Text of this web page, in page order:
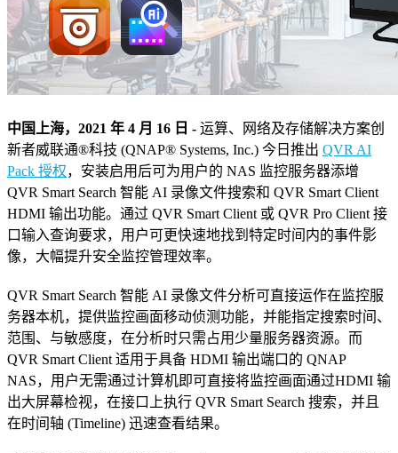
中国上海，2021 年 4 月 16 日 - 运算、网络及存储解决方案创
新者威联通®科技 (QNAP® Systems, Inc.) 今日推出 QVR AI
Pack 授权，安装启用后可为用户的 NAS 监控服务器添增
QVR Smart Search 智能 AI 录像文件搜索和 QVR Smart Client
HDMI 输出功能。通过 QVR Smart Client 或 QVR Pro Client 接
口输入查询要求，用户可更快速地找到特定时间内的事件影
像，大幅提升安全监控管理效率。
QVR Smart Search 智能 AI 录像文件分析可直接运作在监控服
务器本机，提供监控画面移动侦测功能，并能指定搜索时间、
范围、与敏感度，在分析时只需占用少量服务器资源。而
QVR Smart Client 适用于具备 HDMI 输出端口的 QNAP
NAS，用户无需通过计算机即可直接将监控画面通过HDMI 输
出大屏幕检视，在接口上执行 QVR Smart Search 搜索，并且
在时间轴 (Timeline) 迅速查看结果。